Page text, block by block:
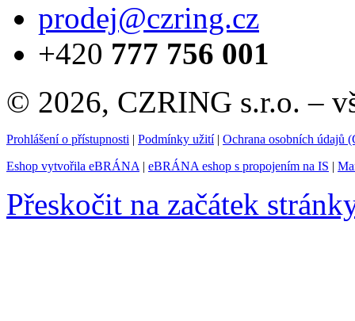
prodej@czring.cz
+420 777 756 001
© 2026, CZRING s.r.o. –
Prohlášení o přístupnosti | Podmínky užití| Ochrana osobních údajů
Eshop vytvořila eBRÁNA | eBRÁNA eshop s propojením na IS |
Přeskočit na začátek